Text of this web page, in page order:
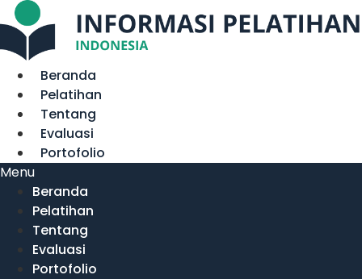
Lewati
ke
konten
Beranda
Pelatihan
Tentang
Evaluasi
Portofolio
Menu
Beranda
Pelatihan
Tentang
Evaluasi
Portofolio